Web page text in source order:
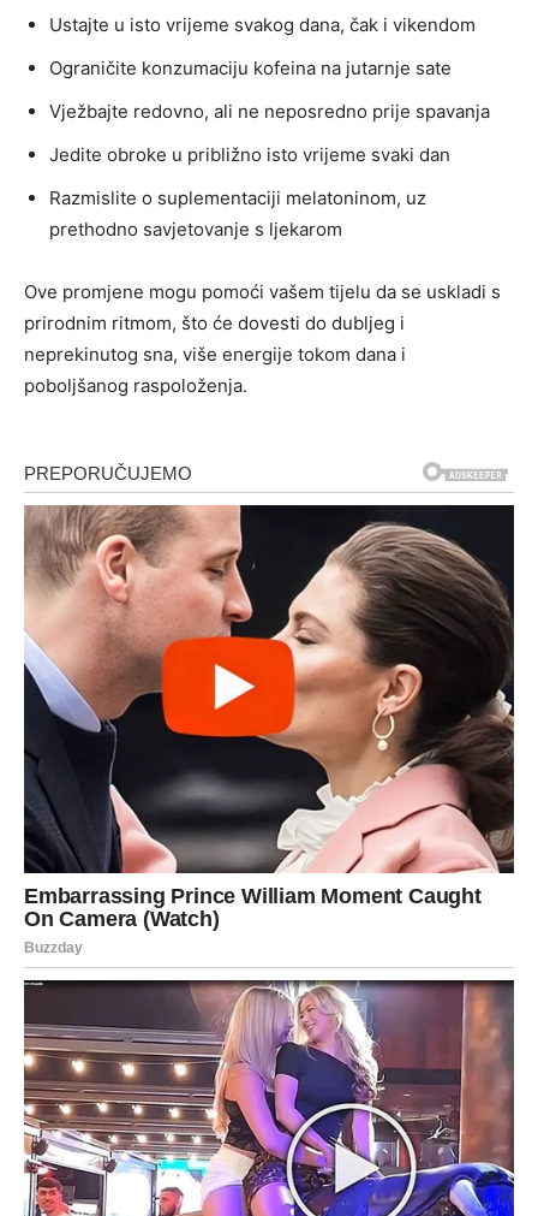
Ustajte u isto vrijeme svakog dana, čak i vikendom
Ograničite konzumaciju kofeina na jutarnje sate
Vježbajte redovno, ali ne neposredno prije spavanja
Jedite obroke u približno isto vrijeme svaki dan
Razmislite o suplementaciji melatoninom, uz
prethodno savjetovanje s ljekarom
Ove promjene mogu pomoći vašem tijelu da se uskladi s
prirodnim ritmom, što će dovesti do dubljeg i
neprekinutog sna, više energije tokom dana i
poboljšanog raspoloženja.